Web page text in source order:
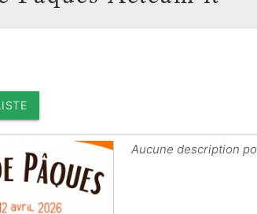
Aucune description